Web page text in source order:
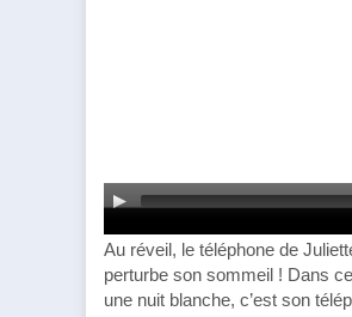
Au réveil, le téléphone de
perturbe son sommeil ! Dans
une nuit blanche, c’est son